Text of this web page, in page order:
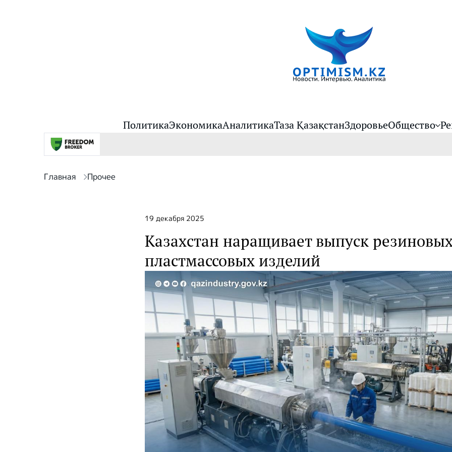
ПолитикаЭкономикаАналитикаТаза ҚазақстанЗдоровьеОбщество
Главная Прочее
19 декабря 2025
Казахстан наращивает выпуск
пластмассовых изделий